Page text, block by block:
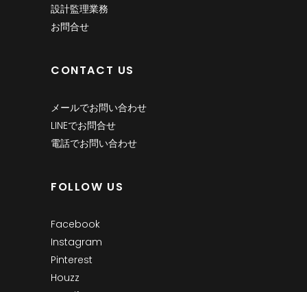
設計監理業務
お問合せ
CONTACT US
メールでお問い合わせ
LINEでお問合せ
電話でお問い合わせ
FOLLOW US
Facebook
Instagram
Pinterest
Houzz